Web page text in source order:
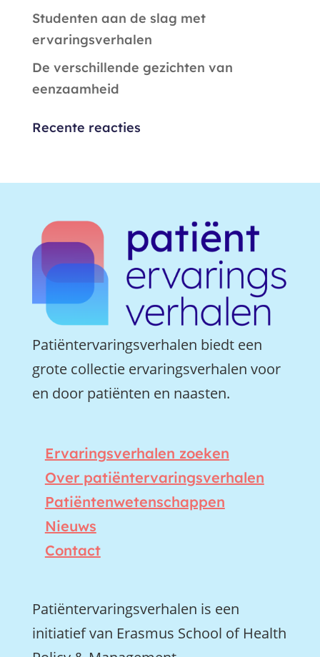
Studenten aan de slag met
ervaringsverhalen
De verschillende gezichten van
eenzaamheid
Recente reacties
Patiëntervaringsverhalen biedt een
grote collectie ervaringsverhalen voor
en door patiënten en naasten.
Ervaringsverhalen zoeken
Over patiëntervaringsverhalen
Patiëntenwetenschappen
Nieuws
Contact
Patiëntervaringsverhalen is een
initiatief van Erasmus School of Health